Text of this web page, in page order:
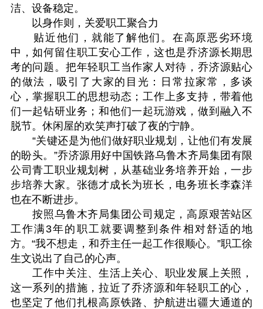
洁、设备稳定。
以身作则，关爱职工聚合力
贴近他们，就能了解他们。在高原恶劣环境
中，如何留住职工安心工作，这也是乔济源长期思
考的问题。把年轻职工当作家人对待，乔济源贴心
的做法，吸引了大家的目光：日常拉家常，多谈
心，掌握职工的思想动态；工作上多支持，带着他
们一起钻研业务；和他们一起玩游戏，做到融入不
脱节。休闲屋的欢笑声打破了夜的宁静。
“关键还是为他们做好职业规划，让他们有发展
的盼头。”乔济源用好中国铁路乌鲁木齐局集团有限
公司青工职业规划树，从基础业务培养开始，一步
步培养大家。张德才成长为班长，电务班长李森洋
也在不断进步。
按照乌鲁木齐局集团公司规定，高原艰苦站区
工作满3年的职工就要调整到条件相对舒适的地
方。“我不想走，和乔主任一起工作很顺心。”职工徐
生文说出了自己的心声。
工作中关注、生活上关心、职业发展上关照，
这一系列的措施，拉近了乔济源和年轻职工的心，
也坚定了他们扎根高原铁路、护航进出疆大通道的